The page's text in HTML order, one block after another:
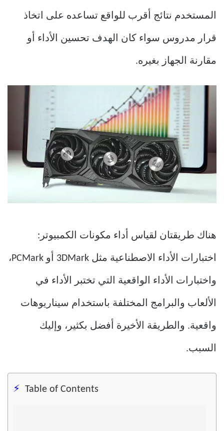
المستخدم نتائج أقرب للواقع تساعده على اتخاذ
قرار مدروس سواء كان الهدف تحسين الأداء أو
مقارنة الجهاز بغيره.
هناك طريقتان لقياس أداء مكونات الكمبيوتر:
اختبارات الأداء الاصطناعية مثل 3DMark أو PCMark،
واختبارات الأداء الواقعية التي تختبر الأداء في
الألعاب والبرامج المختلفة باستخدام سيناريوهات
واقعية. والطريقة الأخيرة أفضل بكثير، وإليك
السبب.
Table of Contents